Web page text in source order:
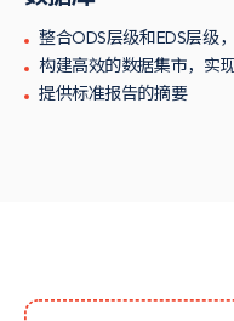
整合ODS层级和EDS层级
构建高效的数据集市，实
提供标准报告的摘要